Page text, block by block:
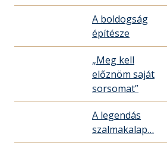
A boldogság
építésze
„Meg kell
előznöm saját
sorsomat”
A legendás
szalmakalap…